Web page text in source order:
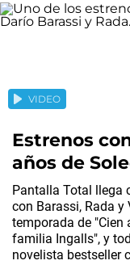
VIDEO
Estrenos
años de
Pantalla Total llega
con Barassi, Rada y
temporada de "Cien
familia Ingalls", y
novelista bestseller